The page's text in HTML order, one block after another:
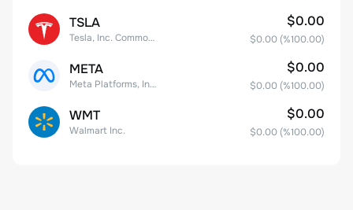
TSLA
Tesla, Inc. Common Stock
$0.00
$0.00 (%100.00)
META
Meta Platforms, Inc. Class A Common Stock
$0.00
$0.00 (%100.00)
WMT
Walmart Inc.
$0.00
$0.00 (%100.00)